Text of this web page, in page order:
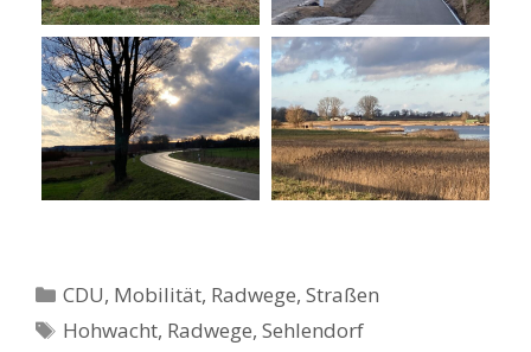
Kategorien
CDU, Mobilität, Radwege, Straßen
Schlagwörter
Hohwacht, Radwege,Sehlendorf